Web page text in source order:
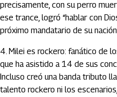
precisamente, con su perro
ese trance, logró “hablar con
próximo mandatario de su
4. Milei es rockero: fanático de
que ha asistido a 14 de sus
Incluso creó una banda tributo
talento rockero ni los